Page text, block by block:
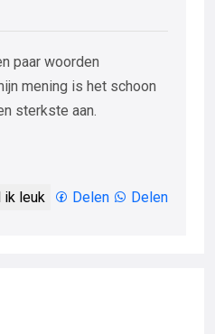
paar woorden
mening is het schoon
sterkste aan.
ik leuk Delen Delen